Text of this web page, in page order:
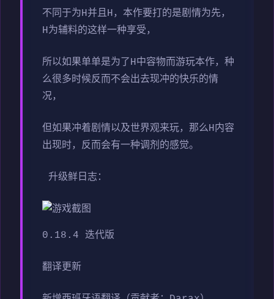
不同于为H并且H，本作要打的是剧情为先，
H为辅料的这样一种享受，
所以如果单单是为了H中容物而游玩本作，种
么很多时候反而不会出去现冲的快乐的情
况，
但如果冲着剧情以及世界观来玩，那么H内容
出现时，反而会有一种调剂的感觉。
升级鲜日志：
0.18.4 迭代版
翻译更新